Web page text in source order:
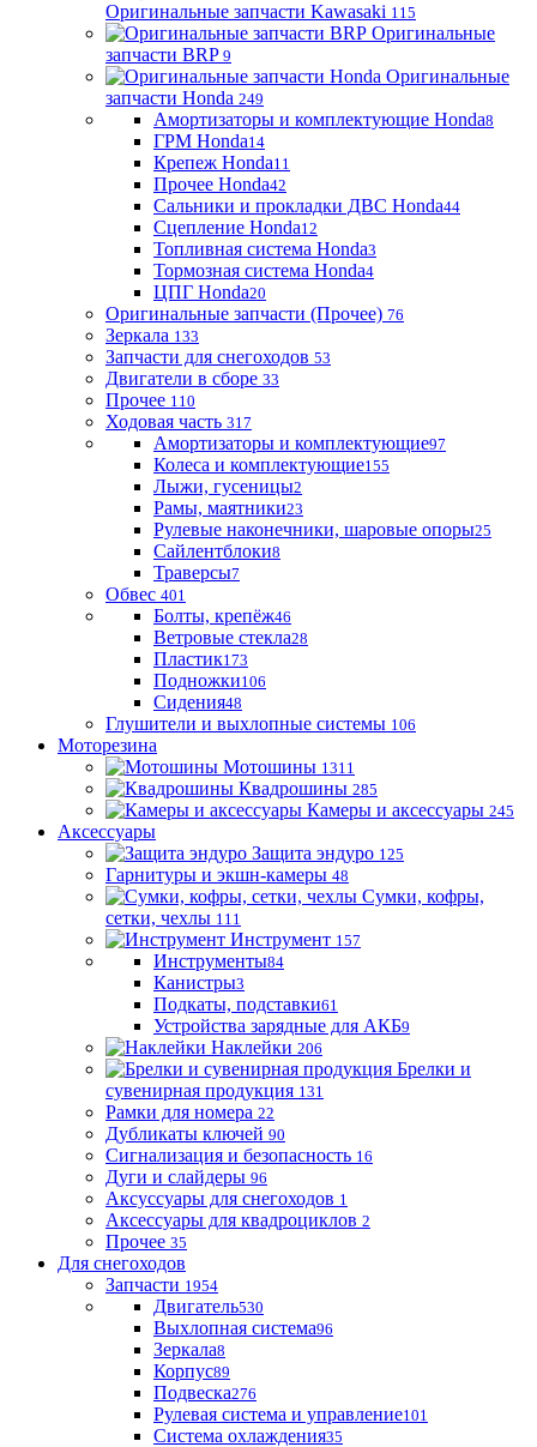
Оригинальные запчасти Kawasaki 115
Оригинальные
запчасти BRP 9
Оригинальные
запчасти Honda 249
Амортизаторы и комплектующие Honda8
ГРМ Honda14
Крепеж Honda11
Прочее Honda42
Сальники и прокладки ДВС Honda44
Сцепление Honda12
Топливная система Honda3
Тормозная система Honda4
ЦПГ Honda20
Оригинальные запчасти (Прочее) 76
Зеркала 133
Запчасти для снегоходов 53
Двигатели в сборе 33
Прочее 110
Ходовая часть 317
Амортизаторы и комплектующие97
Колеса и комплектующие155
Лыжи, гусеницы2
Рамы, маятники23
Рулевые наконечники, шаровые опоры25
Сайлентблоки8
Траверсы7
Обвес 401
Болты, крепёж46
Ветровые стекла28
Пластик173
Подножки106
Сидения48
Глушители и выхлопные системы 106
Моторезина
Мотошины 1311
Квадрошины 285
Камеры и аксессуары 245
Аксессуары
Защита эндуро 125
Гарнитуры и экшн-камеры 48
Сумки, кофры,
сетки, чехлы 111
Инструмент 157
Инструменты84
Канистры3
Подкаты, подставки61
Устройства зарядные для АКБ9
Наклейки 206
Брелки и
сувенирная продукция 131
Рамки для номера 22
Дубликаты ключей 90
Сигнализация и безопасность 16
Дуги и слайдеры 96
Аксуссуары для снегоходов 1
Аксессуары для квадроциклов 2
Прочее 35
Для снегоходов
Запчасти 1954
Двигатель530
Выхлопная система96
Зеркала8
Корпус89
Подвеска276
Рулевая система и управление101
Система охлаждения35